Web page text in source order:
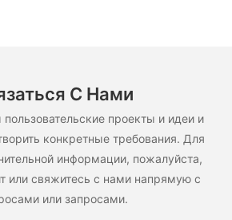
С Нами
проекты и идеи и
конкретные требования. Для
информации, пожалуйста,
или свяжитесь с нами напрямую с
или запросами.